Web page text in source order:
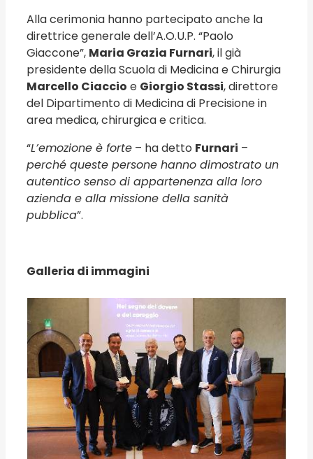
Alla cerimonia hanno partecipato anche la
direttrice generale dell’A.O.U.P. “Paolo
Giaccone”, Maria Grazia Furnari, il già
presidente della Scuola di Medicina e Chirurgia
Marcello Ciaccio e Giorgio Stassi, direttore
del Dipartimento di Medicina di Precisione in
area medica, chirurgica e critica.
“L’emozione è forte – ha detto Furnari –
perché queste persone hanno dimostrato un
autentico senso di appartenenza alla loro
azienda e alla missione della sanità
pubblica”.
Galleria di immagini